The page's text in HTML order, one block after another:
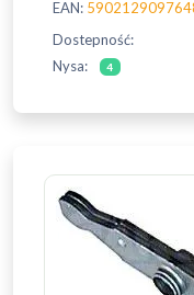
EAN:
Dostepność:
Nysa:
4